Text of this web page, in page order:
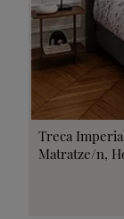
Treca
Matratze/n,